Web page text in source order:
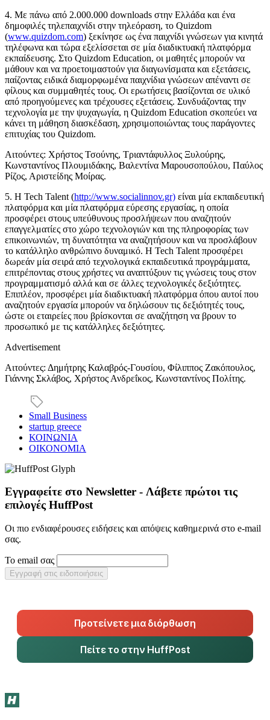
4. Με πάνω από 2.000.000 downloads στην Ελλάδα και ένα
δημοφιλές τηλεπαιχνίδι στην τηλεόραση, το Quizdom
(www.quizdom.com) ξεκίνησε ως ένα παιχνίδι γνώσεων για κινητά
τηλέφωνα και τώρα εξελίσσεται σε μία διαδικτυακή πλατφόρμα
εκπαίδευσης. Στο Quizdom Education, οι μαθητές μπορούν να
μάθουν και να προετοιμαστούν για διαγωνίσματα και εξετάσεις,
παίζοντας ειδικά διαμορφωμένα παιχνίδια γνώσεων απέναντι σε
φίλους και συμμαθητές τους. Οι ερωτήσεις βασίζονται σε υλικό
από προηγούμενες και τρέχουσες εξετάσεις. Συνδυάζοντας την
τεχνολογία με την ψυχαγωγία, η Quizdom Education σκοπεύει να
κάνει τη μάθηση διασκέδαση, χρησιμοποιώντας τους παράγοντες
επιτυχίας του Quizdom.
Αιτούντες: Χρήστος Τσούνης, Τριαντάφυλλος Ξυλούρης,
Κωνσταντίνος Πλουμιδάκης, Βαλεντίνα Μαρουσοπούλου, Παύλος
Ρίζος, Αριστείδης Μοίρας.
5. Η Tech Talent (http://www.socialinnov.gr) είναι μία εκπαιδευτική
πλατφόρμα και μία πλατφόρμα εύρεσης εργασίας, η οποία
προσφέρει στους υπεύθυνους προσλήψεων που αναζητούν
επαγγελματίες στο χώρο τεχνολογιών και της πληροφορίας των
επικοινωνιών, τη δυνατότητα να αναζητήσουν και να προσλάβουν
το κατάλληλο ανθρώπινο δυναμικό. Η Tech Talent προσφέρει
δωρεάν μία σειρά από τεχνολογικά εκπαιδευτικά προγράμματα,
επιτρέποντας στους χρήστες να αναπτύξουν τις γνώσεις τους στον
προγραμματισμό αλλά και σε άλλες τεχνολογικές δεξιότητες.
Επιπλέον, προσφέρει μία διαδικτυακή πλατφόρμα όπου αυτοί που
αναζητούν εργασία μπορούν να δηλώσουν τις δεξιότητές τους,
ώστε οι εταιρείες που βρίσκονται σε αναζήτηση να βρουν το
προσωπικό με τις κατάλληλες δεξιότητες.
Advertisement
Αιτούντες: Δημήτρης Καλαβρός-Γουσίου, Φίλιππος Ζακόπουλος,
Γιάννης Σκλάβος, Χρήστος Ανδρεΐκος, Κωνσταντίνος Πολίτης.
Small Business
startup greece
ΚΟΙΝΩΝΙΑ
ΟΙΚΟΝΟΜΙΑ
Εγγραφείτε στο Newsletter - Λάβετε πρώτοι τις
επιλογές HuffPost
Οι πιο ενδιαφέρουσες ειδήσεις και απόψεις καθημερινά στο e-mail
σας.
Το email σας
Εγγραφή στις ειδοποιήσεις
Προτείνετε μια διόρθωση
Πείτε το στην HuffPost